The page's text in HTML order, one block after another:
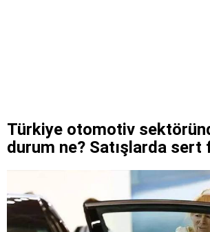
Türkiye otomotiv
durum ne? Satışlarda sert